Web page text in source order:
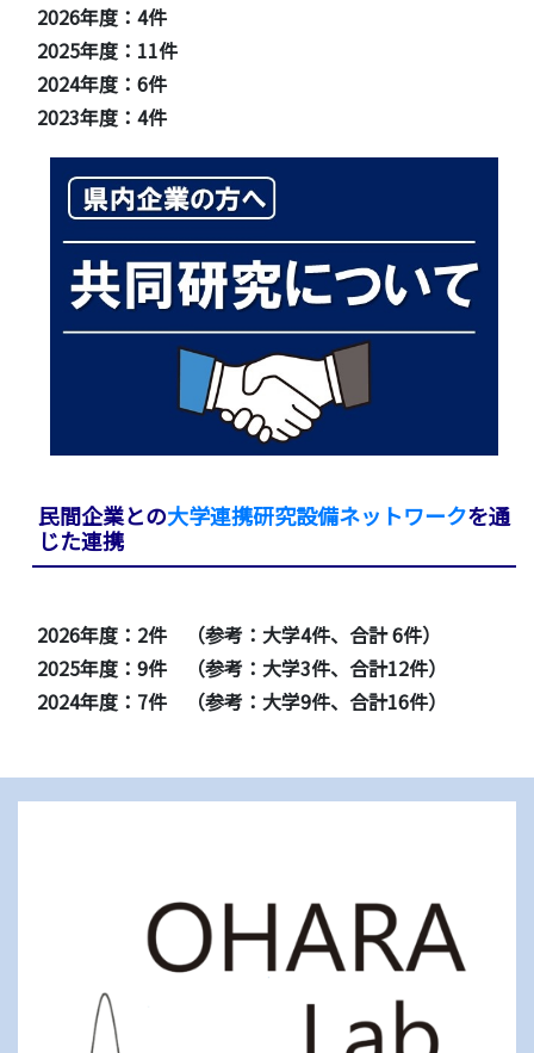
2026年度：4件
2025年度：11件
2024年度：6件
2023年度：4件
民間企業との大学連携研究設備ネットワークを通
じた連携
2026年度：2件 （参考：大学4件、合計 6件）
2025年度：9件 （参考：大学3件、合計12件）
2024年度：7件 （参考：大学9件、合計16件）